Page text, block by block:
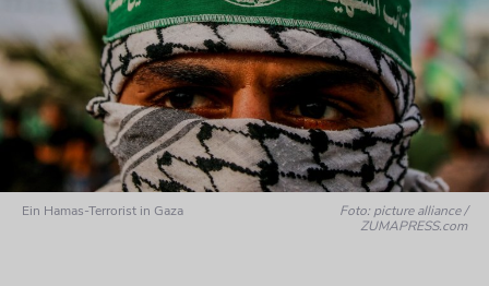
Ein Hamas-Terrorist in Gaza
Foto: picture alliance /
ZUMAPRESS.com